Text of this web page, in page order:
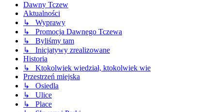
Dawny Tczew
Aktualności
↳ Wyprawy
↳ Promocja Dawnego Tczewa
↳ Byliśmy tam
↳ Inicjatywy zrealizowane
Historia
↳ Ktokolwiek wiedział, ktokolwiek wie
Przestrzeń miejska
↳ Osiedla
↳ Ulice
↳ Place